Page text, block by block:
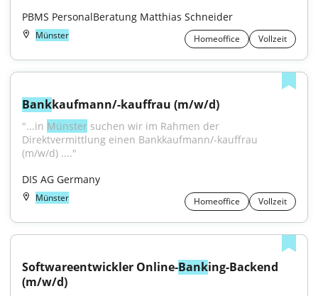
PBMS PersonalBeratung Matthias Schneider
Münster Homeoffice Vollzeit
Bankkaufmann/-kauffrau (m/w/d)
"...in Münster suchen wir im Rahmen der
Direktvermittlung einen Bankkaufmann/-kauffrau
(m/w/d) ...."
DIS AG Germany
Münster Homeoffice Vollzeit
Softwareentwickler Online-Banking-Backend
(m/w/d)